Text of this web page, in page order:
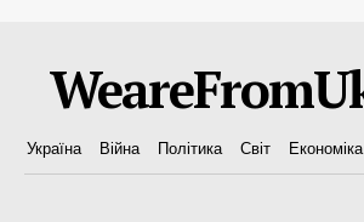
Україна Війна Політика Світ Економіка